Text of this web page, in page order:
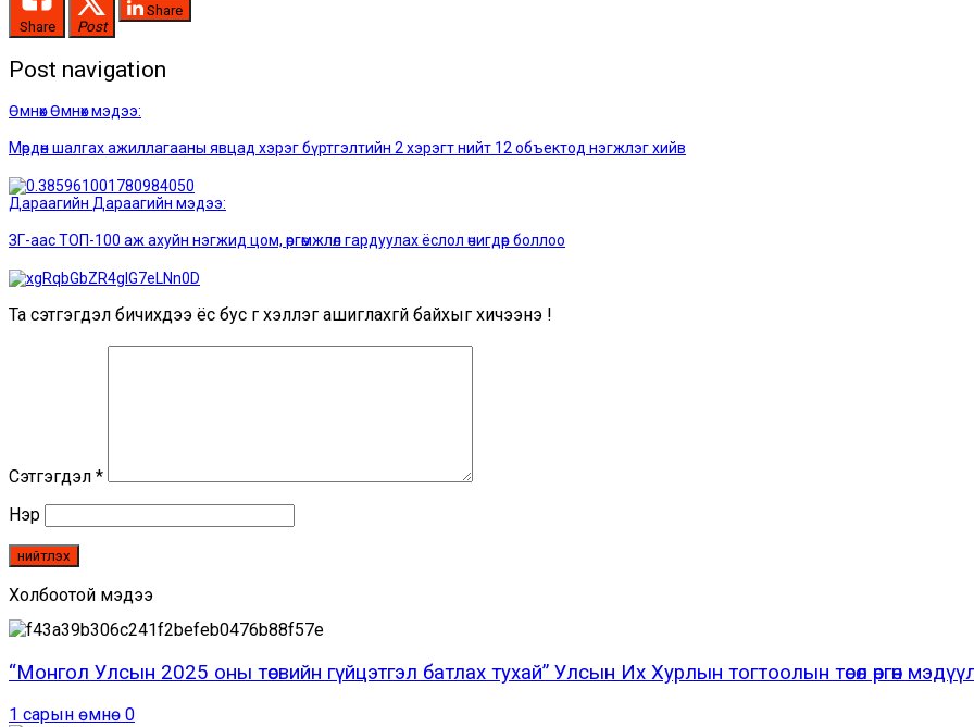
Share Post
Share
Post navigation
ӨмнөхӨмнөх мэдээ:
Мөрдөн шалгах ажиллагааны явцад хэрэг бүртгэлтийн 2 хэрэгт нийт 12 объектод нэгжлэг хийв
Дараагийн Дараагийн мэдээ:
ЗГ-аас ТОП-100 аж ахуйн нэгжид цом, өргөмжлөл гардуулах ёслол өчигдөр боллоо
Та сэтгэгдэл бичихдээ ёс бус үг хэллэг ашиглахгүй байхыг хичээнэ үү!
Сэтгэгдэл *
Нэр
Холбоотой мэдээ
“Монгол Улсын 2025 оны төсвийн гүйцэтгэл батлах тухай” Улсын Их Хурлын тогтоолын төсөл өргөн
1 сарын өмнө 0